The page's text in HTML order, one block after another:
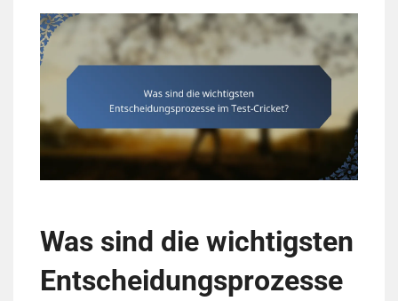
Was sind die wichtigsten
Entscheidungsprozesse